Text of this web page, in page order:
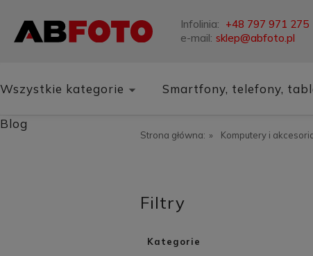
Infolinia: +48 797 971 275
e-mail: sklep@abfoto.pl
Wszystkie kategorie Smartfony, telefony,
Blog
Strona główna: » Komputery i
Filtry
Kategorie